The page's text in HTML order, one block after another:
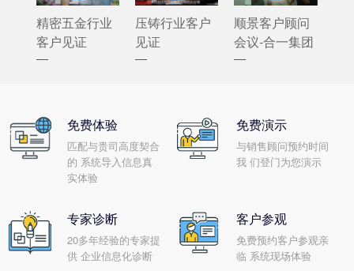
精密五金行业
客户见证
压铸行业客户
见证
顺景客户顾问
会议-合一集团
免费体验
匹配与贵司高度契合
的 系统导入信息真
实体验
免费演示
与销售顾问预约时间
我 们登门为您演示
专家诊断
20多年经验的专家提
供 企业信息化诊断
客户参观
免费预约客户参观亲
临 系统现场体验